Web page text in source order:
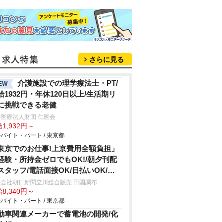
さらに見る
介護施設での理学療法士・PT/
1932円・年休120日以上/生活期リ
挑戦できる老健
療法人財団 仁医会
1,932円～
イト・パート / 東京都
京でのお仕事!上京費用全額負担」
験・所持金ゼロでもOK!/朝夕刊配
タッフ/電話面接OK/日払いOK/家
電付きの寮完備
社朝日新聞立川総合販売 田園調布
8,340円～
イト・パート / 東京都
車関連メーカーで蓄電池の開発/化